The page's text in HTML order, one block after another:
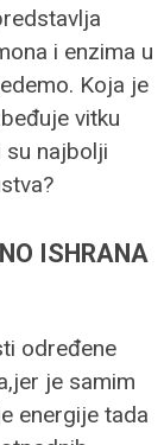
i enzima u
Koja je
vitku
su najbolji
ISHRANA
određene
je samim
energije tada